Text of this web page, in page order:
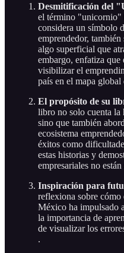
Desmitificación del
el término "unicornio"
considera un símbolo
emprendedor,
algo superficial que
embargo, enfatiza que
visibilizar el
país en el mapa
El propósito de su
libro no solo cuenta la
sino que también
ecosistema
éxitos como
estas historias y
empresariales no
Inspiración para
reflexiona sobre
México ha impulsado
la importancia de
de visualizar los
.